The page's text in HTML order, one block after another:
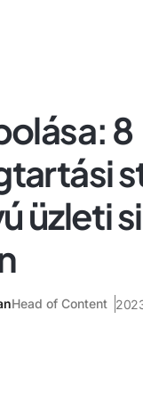
8
üzleti
Head of Content